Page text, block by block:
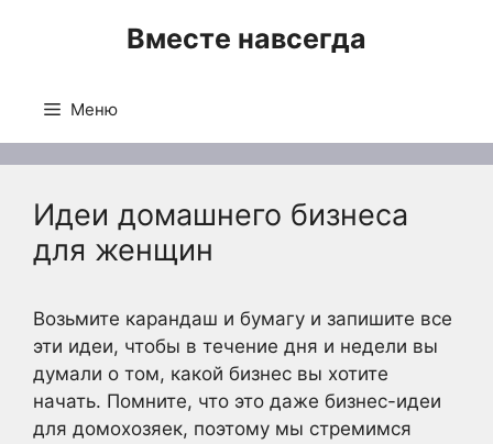
Вместе навсегда
Меню
Идеи домашнего бизнеса
для женщин
Возьмите карандаш и бумагу и запишите все
эти идеи, чтобы в течение дня и недели вы
думали о том, какой бизнес вы хотите
начать. Помните, что это даже бизнес-идеи
для домохозяек, поэтому мы стремимся